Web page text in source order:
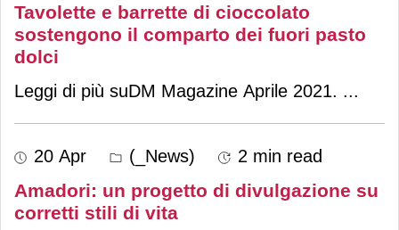
Tavolette e barrette di cioccolato
sostengono il comparto dei fuori pasto
dolci
Leggi di più suDM Magazine Aprile 2021. ...
20 Apr (_News) 2 min read
Amadori: un progetto di divulgazione su
corretti stili di vita